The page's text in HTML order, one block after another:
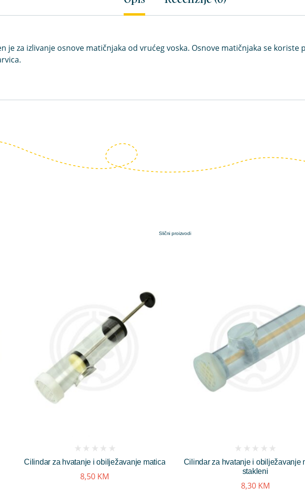
je za izlivanje osnove matičnjaka od vrućeg voska. Osnove matičnjaka se
Slični proizvodi
Cilindar za hvatanje i obilježavanje matica
reviews)
8,50 KM
Cilindar za hvatanje i obilježavanje
stakleni
reviews)
8,30 KM